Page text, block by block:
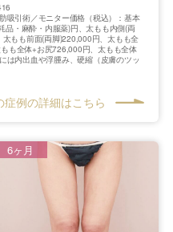
吸引術／モニター価格（税込）：基本
品・麻酔・内服薬)円、太もも内側(両
もも前面(両脚)220,000円、太もも全
も全体+お尻726,000円、太もも全体
は内出血や浮腫み、硬縮（皮膚のツッ
症例の詳細はこちら
6ヶ月